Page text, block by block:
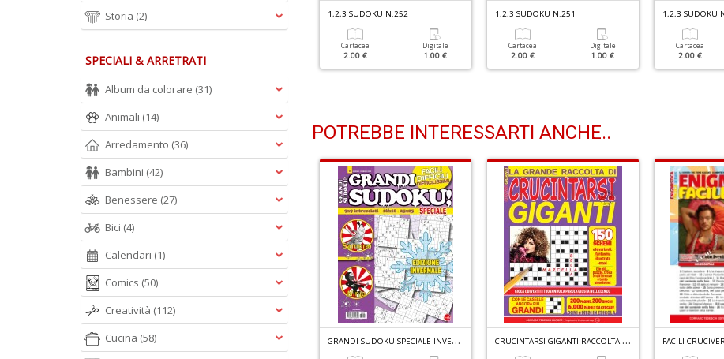
1.00 € 2.00 €
1,2,3 SUDOKU N.252
Cartacea
2.00 €
Digitale
1.00 €
1,2,3 SUDOKU N.251
Cartacea
2.00 €
Digitale
1.00 €
1,2,3 SUDOKU
Cartacea
2.00 €
POTREBBE INTERESSARTI ANCHE..
R
ACCOLTA ENIGMISTICA GIGANTE N.5 G
RANDI SUDOKU SPECIALE INVERNO N.6 C
RUCINTARSI GIGANTI RACCOLTA N.4 FACILI
Storia (2)
SPECIALI & ARRETRATI
Album da colorare (31)
Animali (14)
Arredamento (36)
Bambini (42)
Benessere (27)
Bici (4)
Calendari (1)
Comics (50)
Creatività (112)
Cucina (58)